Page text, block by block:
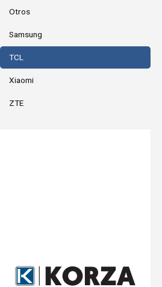
Otros
Samsung
TCL
Xiaomi
ZTE